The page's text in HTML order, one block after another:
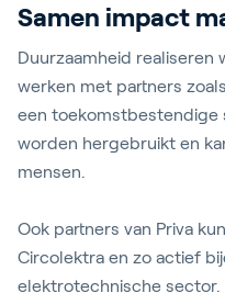
Samen impact
Duurzaamheid realiseren
werken met partners
een toekomstbestendige
worden hergebruikt en
mensen.
Ook partners van Priva
Circolektra en zo actief
elektrotechnische sector.